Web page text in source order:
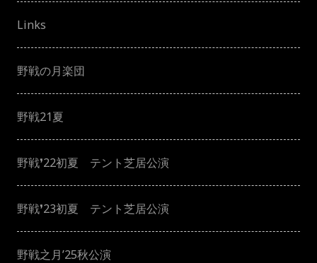
Links
野戦の月楽団
野戦21夏
野戦❜22初夏 テント芝居公演
野戦❜23初夏 テント芝居公演
野戦之月’25秋公演